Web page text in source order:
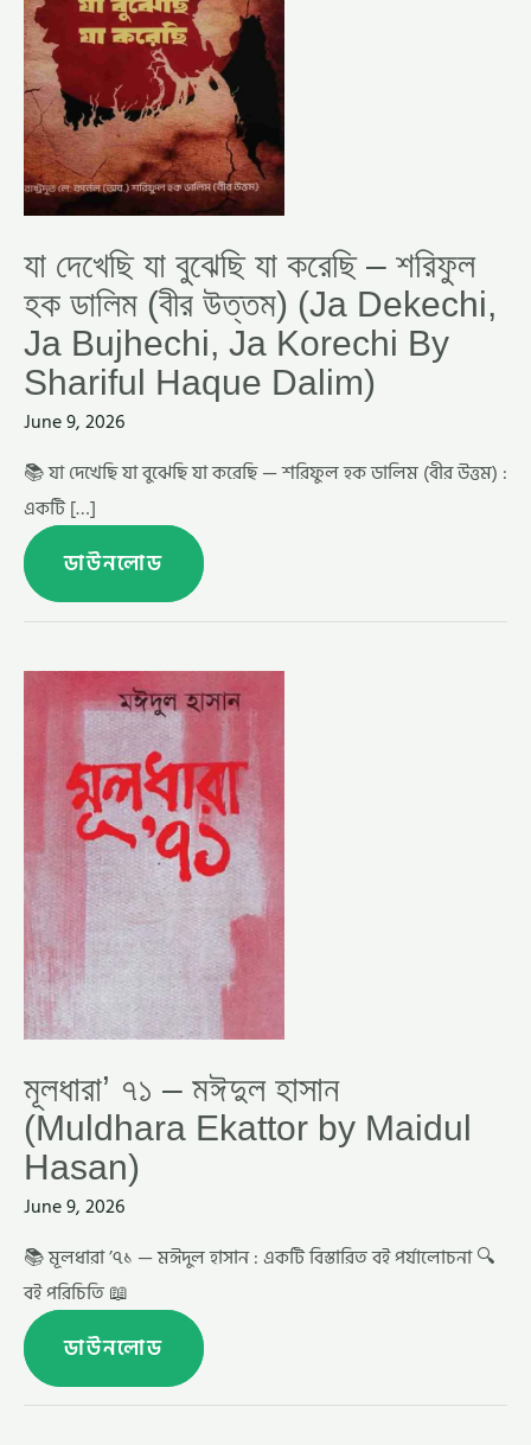
যা দেখেছি যা বুঝেছি যা করেছি – শরিফুল
হক ডালিম (বীর উত্তম) (Ja Dekechi,
Ja Bujhechi, Ja Korechi By
Shariful Haque Dalim)
June 9, 2026
📚 যা দেখেছি যা বুঝেছি যা করেছি — শরিফুল হক ডালিম (বীর উত্তম) :
একটি […]
ডালিম
(বীর
(JA
DEKECHI,
JA
BUJHECHI,
JA
KORECHI
BY
HAQUE
DALIM)
ডাউনলোড
মূলধারা’ ৭১ – মঈদুল হাসান
(Muldhara Ekattor by Maidul
Hasan)
June 9, 2026
📚 মূলধারা ’৭১ — মঈদুল হাসান : একটি বিস্তারিত বই পর্যালোচনা 🔍
বই পরিচিতি 📖
মূলধারা’
৭১
মঈদুল
হাসান
(MULDHARA
EKATTOR
BY
MAIDUL
HASAN)
ডাউনলোড